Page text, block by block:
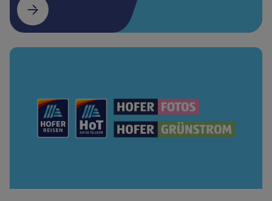
(öffnet in einem neuen Tab)